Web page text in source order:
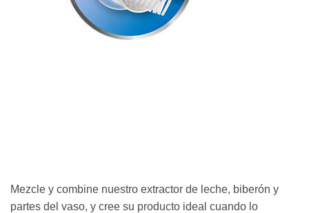
Mezcle y combine nuestro extractor de leche, biberón y
partes del vaso, y cree su producto ideal cuando lo